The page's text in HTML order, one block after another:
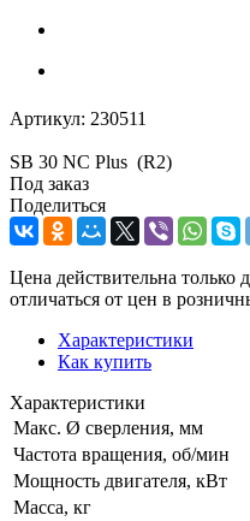
Артикул: 230511
SB 30 NC Plus (R2)
Под заказ
Поделиться
Цена действительна только
отличаться от цен в
Характеристики
Как купить
Характеристики
Макс. Ø сверления, мм
Частота вращения, об/мин
Мощность двигателя, кВт
Масса, кг